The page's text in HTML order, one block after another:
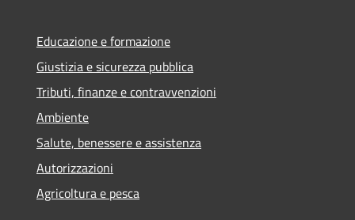
Educazione e formazione
Giustizia e sicurezza pubblica
Tributi, finanze e contravvenzioni
Ambiente
Salute, benessere e assistenza
Autorizzazioni
Agricoltura e pesca